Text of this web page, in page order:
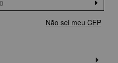
Não sei meu CEP